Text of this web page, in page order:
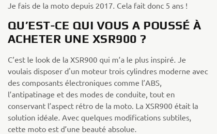
Je fais de la moto depuis 2017. Cela fait donc 5 ans !
QU’EST-CE QUI VOUS A POUSSÉ À
ACHETER UNE XSR900 ?
C’est le look de la XSR900 qui m’a le plus inspiré. Je
voulais disposer d'un moteur trois cylindres moderne avec
des composants électroniques comme l’ABS,
l’antipatinage et des modes de conduite, tout en
conservant l’aspect rétro de la moto. La XSR900 était la
solution idéale. Avec quelques modifications subtiles,
cette moto est d’une beauté absolue.